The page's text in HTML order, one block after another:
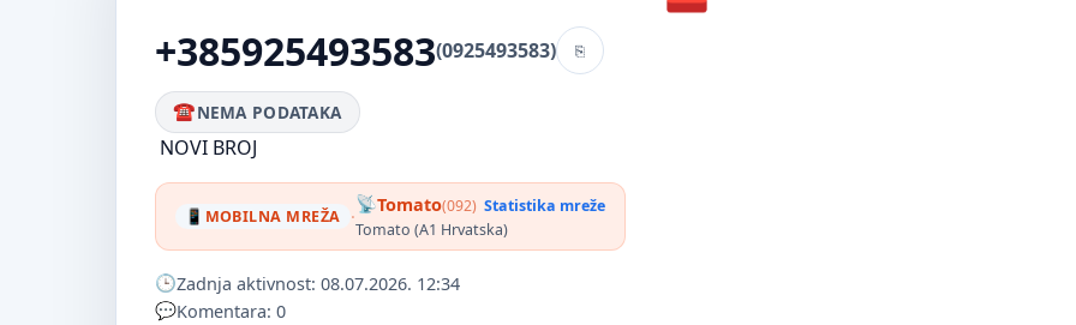
+385925493583(0925493583)
NEMA PODATAKA
NOVI BROJ
MOBILNA MREŽA · Tomato(092) Statistika mreže
Tomato (A1 Hrvatska)
Zadnja aktivnost: 08.07.2026. 12:34
Komentara: 0